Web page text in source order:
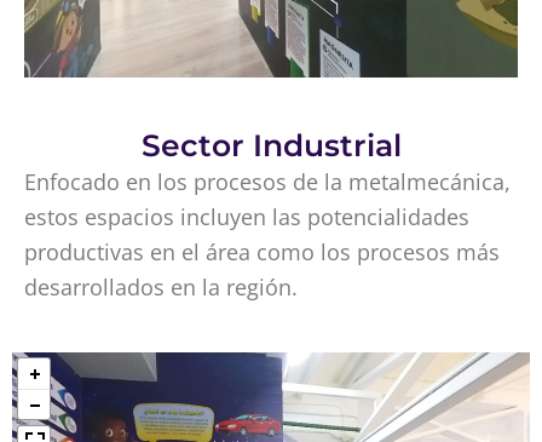
Sector Industrial
Enfocado en los procesos de la metalmecánica,
estos espacios incluyen las potencialidades
productivas en el área como los procesos más
desarrollados en la región.